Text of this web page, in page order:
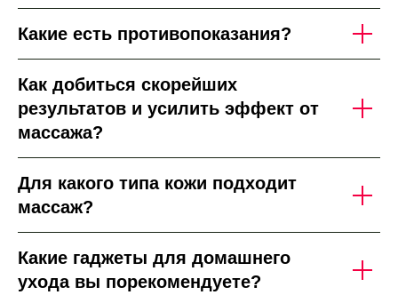
Какие есть противопоказания?
Как добиться скорейших
результатов и усилить эффект от
массажа?
Для какого типа кожи подходит
массаж?
Какие гаджеты для домашнего
ухода вы порекомендуете?